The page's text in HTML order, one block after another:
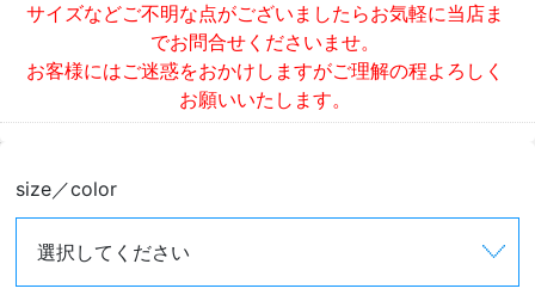
サイズなどご不明な点がございましたらお気軽に当店ま
でお問合せくださいませ。
お客様にはご迷惑をおかけしますがご理解の程よろしく
お願いいたします。
size／color